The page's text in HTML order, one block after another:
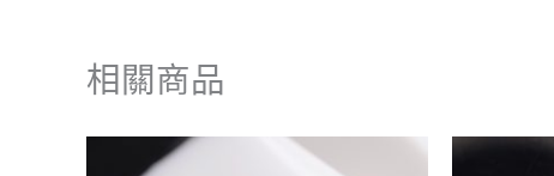
相關商品